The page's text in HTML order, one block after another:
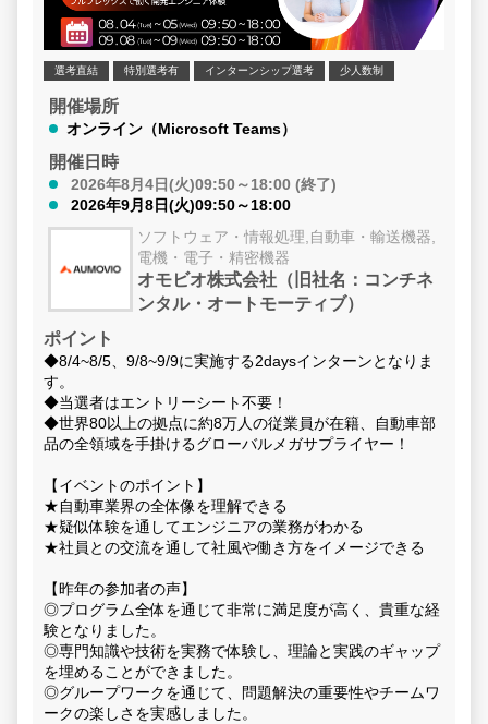
選考直結 特別選考有 インターンシップ選考 少人数制
開催場所
オンライン（Microsoft Teams）
開催日時
2026年8月4日(火)09:50～18:00 (終了)
2026年9月8日(火)09:50～18:00
ソフトウェア・情報処理,自動車・輸送機器,
電機・電子・精密機器
オモビオ株式会社（旧社名：コンチネ
ンタル・オートモーティブ）
ポイント
◆8/4~8/5、9/8~9/9に実施する2daysインターンとなりま
す。
◆当選者はエントリーシート不要！
◆世界80以上の拠点に約8万人の従業員が在籍、自動車部
品の全領域を手掛けるグローバルメガサプライヤー！
【イベントのポイント】
★自動車業界の全体像を理解できる
★疑似体験を通してエンジニアの業務がわかる
★社員との交流を通して社風や働き方をイメージできる
【昨年の参加者の声】
◎プログラム全体を通じて非常に満足度が高く、貴重な経
験となりました。
◎専門知識や技術を実務で体験し、理論と実践のギャップ
を埋めることができました。
◎グループワークを通じて、問題解決の重要性やチームワ
ークの楽しさを実感しました。